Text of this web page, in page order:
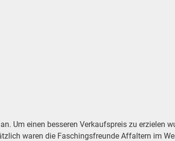
Um einen besseren Verkaufspreis zu erzielen
waren die Faschingsfreunde Affaltern im